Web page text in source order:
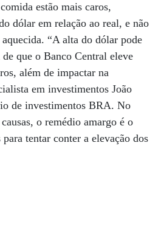
estão mais caros,
dólar em relação ao real, e não
“A alta do dólar pode
que o Banco Central eleve
além de impactar na
em investimentos João
de investimentos BRA. No
o remédio amargo é o
tentar conter a elevação dos